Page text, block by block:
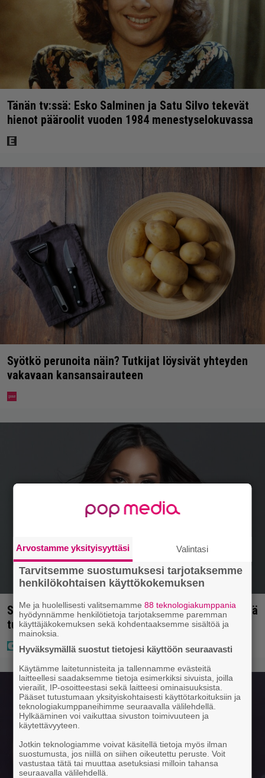
Tänän tv:ssä: Esko Salminen ja Satu Silvo tekevät
hienot pääroolit vuoden 1984 menestyselokuvassa
Syötkö perunoita näin? Tutkijat löysivät yhteyden
vakavaan kansansairauteen
Sofia Belórfin omaisuutta myynnissä – jälleenmyyjä
tulee Suomesta
Arvostamme yksityisyyttäsi Valintasi
Tarvitsemme suostumuksesi tarjotaksemme
henkilökohtaisen käyttökokemuksen
Me ja huolellisesti valitsemamme88 teknologiakumppania
hyödynnämme henkilötietoja tarjotaksemme paremman
käyttäjäkokemuksen sekä kohdentaaksemme sisältöä ja
mainoksia.
Hyväksymällä suostut tietojesi käyttöön seuraavasti
Käytämme laitetunnisteita ja tallennamme evästeitä
laitteellesi saadaksemme tietoja esimerkiksi sivuista, joilla
vierailit, IP-osoitteestasi sekä laitteesi ominaisuuksista.
Pääset tutustumaan yksityiskohtaisesti käyttötarkoituksiin ja
teknologiakumppaneihimme seuraavalla välilehdellä.
Hylkääminen voi vaikuttaa sivuston toimivuuteen ja
käytettävyyteen.
Jotkin teknologiamme voivat käsitellä tietoja myös ilman
suostumusta, jos niillä on siihen oikeutettu peruste. Voit
vastustaa tätä tai muuttaa asetuksiasi milloin tahansa
seuraavalla välilehdellä.